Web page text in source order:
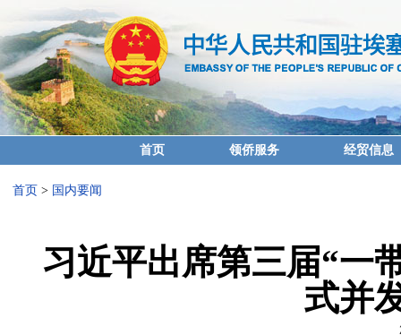
首页 领侨服务 经贸信息
首页 > 国内要闻
习近平出席第三届“一
式并